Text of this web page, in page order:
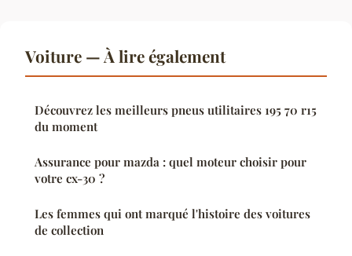
Voiture — À lire également
Découvrez les meilleurs pneus utilitaires 195 70 r15
du moment
Assurance pour mazda : quel moteur choisir pour
votre cx-30 ?
Les femmes qui ont marqué l'histoire des voitures
de collection